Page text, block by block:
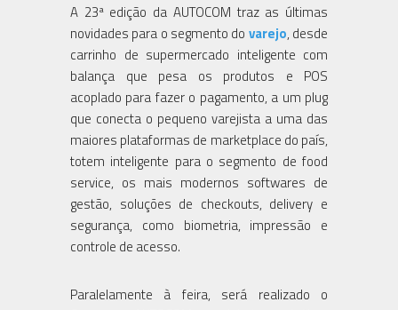
A 23ª edição da AUTOCOM traz as últimas
novidades para o segmento do varejo, desde
carrinho de supermercado inteligente com
balança que pesa os produtos e POS
acoplado para fazer o pagamento, a um plug
que conecta o pequeno varejista a uma das
maiores plataformas de marketplace do país,
totem inteligente para o segmento de food
service, os mais modernos softwares de
gestão, soluções de checkouts, delivery e
segurança, como biometria, impressão e
controle de acesso.
Paralelamente à feira, será realizado o